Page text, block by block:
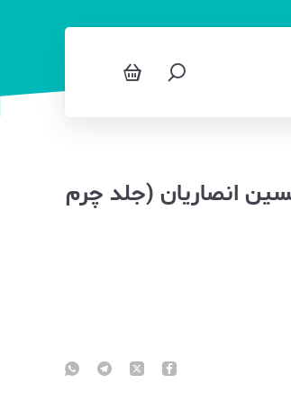
انصاریان (جلد چرم